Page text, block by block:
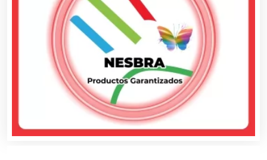
Computadoras
Conferencias Empresariales
Construcciones en General